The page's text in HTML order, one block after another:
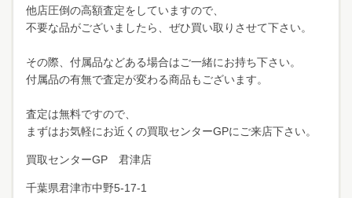
他店圧倒の高額査定をしていますので、
不要な品がございましたら、ぜひ買い取りさせて下さい。
その際、付属品などある場合はご一緒にお持ち下さい。
付属品の有無で査定が変わる商品もございます。
査定は無料ですので、
まずはお気軽にお近くの買取センターGPにご来店下さい。
買取センターGP 君津店
千葉県君津市中野5-17-1